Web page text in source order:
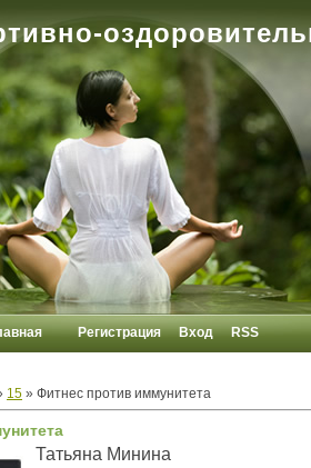
Регистрация Вход RSS
15 » Фитнес против иммунитета
Татьяна Минина